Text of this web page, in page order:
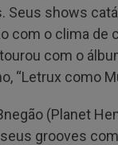
shows
com o clima de
com o
“Letrux como
(Planet
grooves